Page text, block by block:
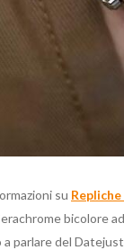
su
bicolore
parlare del